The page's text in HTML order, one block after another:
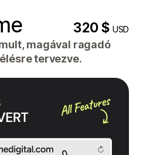
320 $USD
magával ragadó
tervezve.